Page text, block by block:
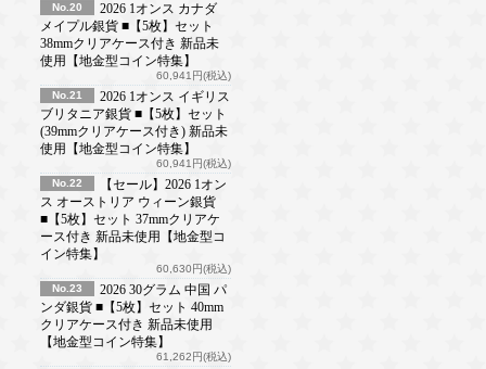
No.20
2026 1オンス カナダ
メイプル銀貨 ■【5枚】セット
38mmクリアケース付き 新品未
使用【地金型コイン特集】
60,941円(税込)
No.21
2026 1オンス イギリス
ブリタニア銀貨 ■【5枚】セット
(39mmクリアケース付き) 新品未
使用【地金型コイン特集】
60,941円(税込)
No.22
【セール】2026 1オン
ス オーストリア ウィーン銀貨
■【5枚】セット 37mmクリアケ
ース付き 新品未使用【地金型コ
イン特集】
60,630円(税込)
No.23
2026 30グラム 中国 パ
ンダ銀貨 ■【5枚】セット 40mm
クリアケース付き 新品未使用
【地金型コイン特集】
61,262円(税込)